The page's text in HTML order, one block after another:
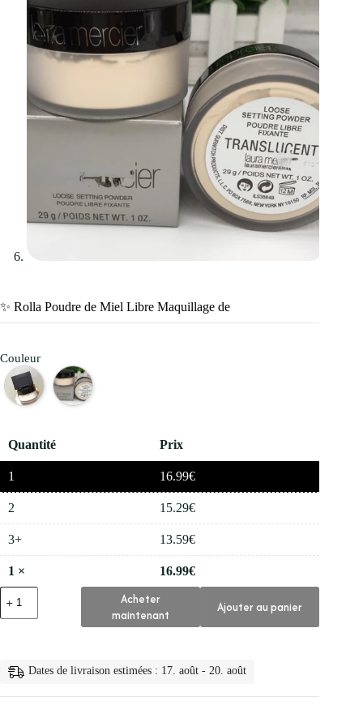
✨ Rolla Poudre de Miel Libre Maquillage de
Couleur
Quantité Prix
1 16.99€
2 15.29€
3+ 13.59€
1 × 16.99€
quantité
de
✨
Miel
Acheter
maintenant
Ajouter au panier
Dates de livraison estimées : 17. août - 20. août